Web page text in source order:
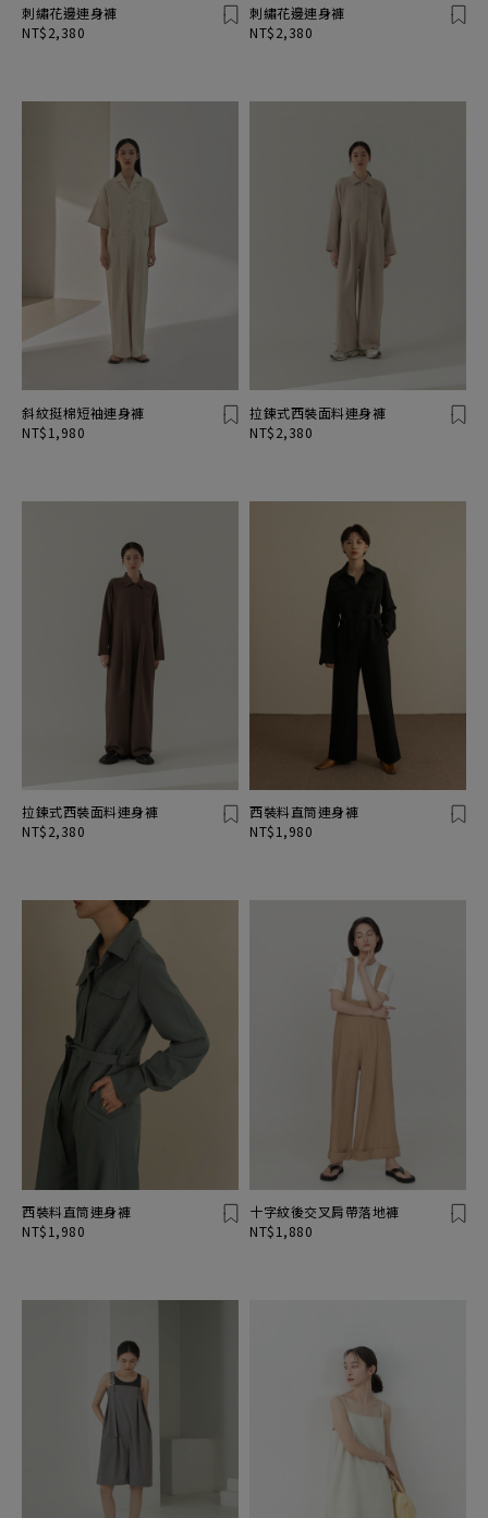
刺繡花邊連身褲
NT$2,380
刺繡花邊連身褲
NT$2,380
斜紋挺棉短袖連身褲
NT$1,980
拉鍊式西裝面料連身褲
NT$2,380
拉鍊式西裝面料連身褲
NT$2,380
西裝料直筒連身褲
NT$1,980
西裝料直筒連身褲
NT$1,980
十字紋後交叉肩帶落地褲
NT$1,880